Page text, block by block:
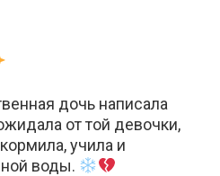
дочь написала
от той девочки,
учила и
воды.